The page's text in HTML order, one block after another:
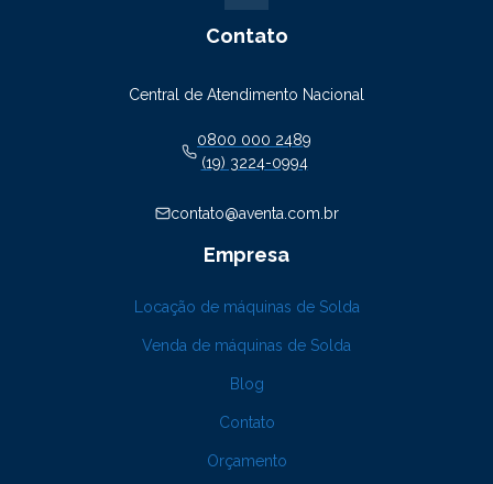
Contato
Central de Atendimento Nacional
0800 000 2489
(19) 3224-0994
contato@aventa.com.br
Empresa
Locação de máquinas de Solda
Venda de máquinas de Solda
Blog
Contato
Orçamento